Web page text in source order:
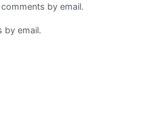
by email.
by email.